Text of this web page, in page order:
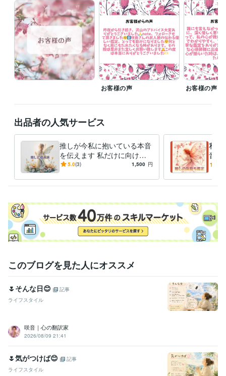
受賞歴
シルバーランク
資格・検定
認定心理士 取得年 : 2014年
保育士 取得年 : 1989年
幼稚園教諭免許 取得年 : 1989年
普通自動車第一種運転免許 取得年 : 1989年
Excel:25年Google スプレッドシート:2年Google ドキュメント:2年
PowerPoint:15年
iMovie:3年Canva:0年
得意分野
霊感タロット占い
悩み相談・カウンセリング 霊感タロット×恋愛カウンセリング
お客様の声 お客様の声
出品者の人気サービス
推しが今私に抱いている本音
を伝えます 私だけに向けら
れた本音に、心がほどけてい
5.0(3) 1,500 円
私の
音と
かし
このブログを見た人にオススメ
🌷そんな日😊
記事
ライフスタイル
咲音｜心の翻訳家
2026/08/09 21:41
🌷気がつけば😊
記事
ライフスタイル